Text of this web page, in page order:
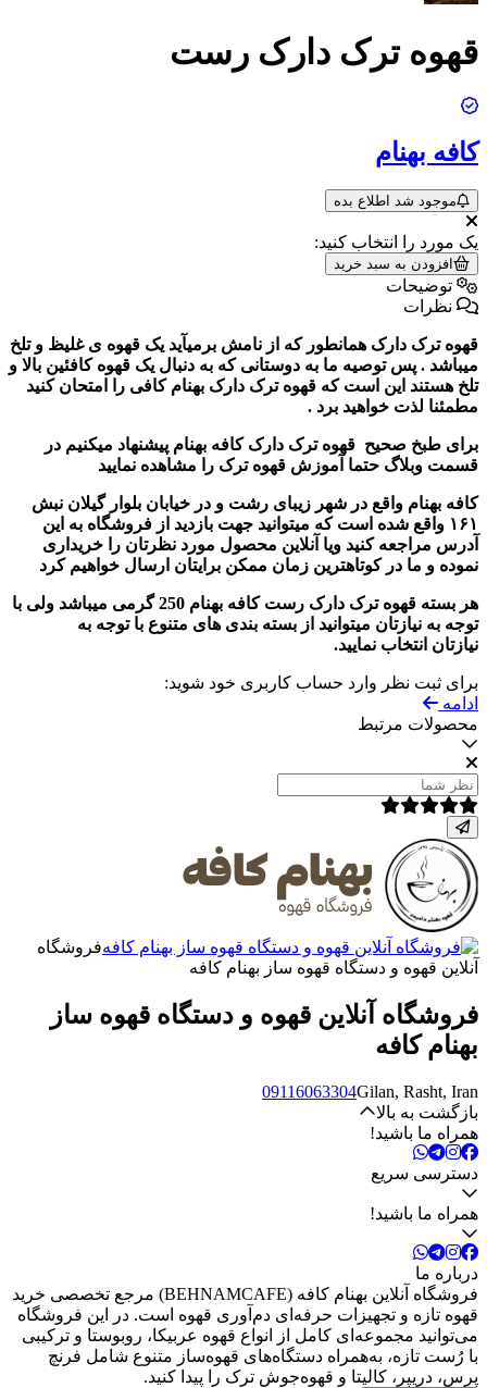
قهوه ترک دارک رست
کافه بهنام
موجود شد اطلاع بده
یک مورد را انتخاب کنید:
افزودن به سبد خرید
توضیحات
نظرات
قهوه ترک دارک همانطور که از نامش برمیآید یک قهوه ی غلیظ و تلخ
میباشد . پس توصیه ما به دوستانی که به دنبال یک قهوه کافئین بالا و
تلخ هستند این است که قهوه ترک دارک بهنام کافی را امتحان کنید
مطمئنا لذت خواهید برد .
برای طبخ صحیح قهوه ترک دارک کافه بهنام پیشنهاد میکنیم در
قسمت وبلاگ حتما آموزش قهوه ترک را مشاهده نمایید
کافه بهنام واقع در شهر زیبای رشت و در خیابان بلوار گیلان نبش
۱۶۱ واقع شده است که میتوانید جهت بازدید از فروشگاه به این
آدرس مراجعه کنید ویا آنلاین محصول مورد نظرتان را خریداری
نموده و ما در کوتاهترین زمان ممکن برایتان ارسال خواهیم کرد
هر بسته قهوه ترک دارک رست کافه بهنام 250 گرمی میباشد ولی با
توجه به نیازتان میتوانید از بسته بندی های متنوع با توجه به
نیازتان انتخاب نمایید.
برای ثبت نظر وارد حساب کاربری خود شوید:
ادامه
محصولات مرتبط
فروشگاه
آنلاین قهوه و دستگاه قهوه ساز بهنام کافه
فروشگاه آنلاین قهوه و دستگاه قهوه ساز
بهنام کافه
09116063304Gilan, Rasht, Iran
بازگشت به بالا
همراه ما باشید!
دسترسی سریع
همراه ما باشید!
درباره ما
فروشگاه آنلاین بهنام کافه (BEHNAMCAFE) مرجع تخصصی خرید
قهوه تازه و تجهیزات حرفه‌ای دم‌آوری قهوه است. در این فروشگاه
می‌توانید مجموعه‌ای کامل از انواع قهوه عربیکا، روبوستا و ترکیبی
با رُست تازه، به‌همراه دستگاه‌های قهوه‌ساز متنوع شامل فرنچ
پرس، دریپر، کالیتا و قهوه‌جوش ترک را پیدا کنید.